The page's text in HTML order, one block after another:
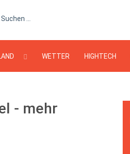
Suchen ...
WETTER HIGHTECH
- mehr